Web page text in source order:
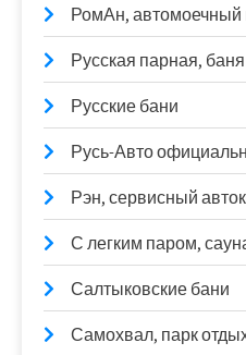
РомАн, автомоечный
Русская парная,
Русские бани
Русь-Авто
Рэн, сервисный
С легким паром,
Салтыковские бани
Самохвал, парк